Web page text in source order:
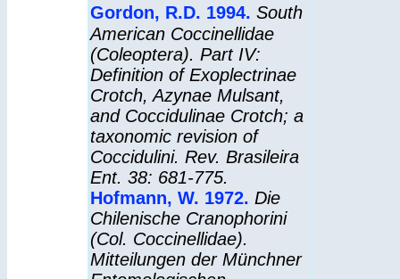
Gordon, R.D. 1994. South
American Coccinellidae
(Coleoptera). Part IV:
Definition of Exoplectrinae
Crotch, Azynae Mulsant,
and Coccidulinae Crotch; a
taxonomic revision of
Coccidulini. Rev. Brasileira
Ent. 38: 681-775.
Hofmann, W. 1972. Die
Chilenische Cranophorini
(Col. Coccinellidae).
Mitteilungen der Münchner